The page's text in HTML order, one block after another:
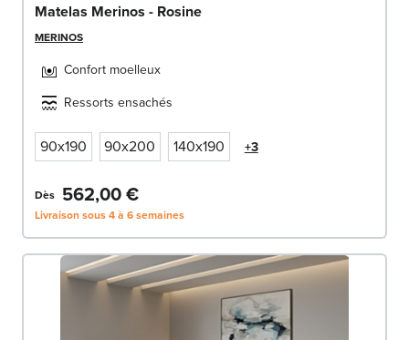
Matelas Merinos - Rosine
MERINOS
Confort moelleux
Ressorts ensachés
90x190 90x200 140x190 +3
Dès 562,00 €
Livraison sous 4 à 6 semaines